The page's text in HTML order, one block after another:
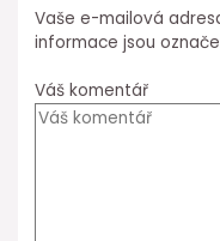
Vaše e-mailová
informace jsou
Váš komentář